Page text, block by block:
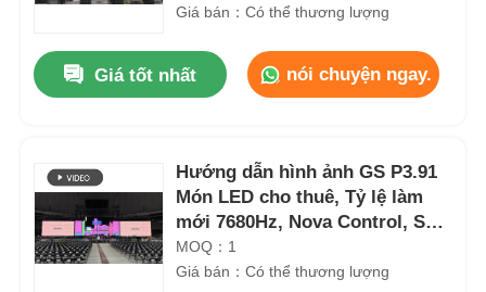
ngoài trời
Giá bán：Có thể thương lượng
Giá tốt nhất nói chuyện ngay.
Hướng dẫn hình ảnh GS P3.91
Món LED cho thuê, Tỷ lệ làm
mới 7680Hz, Nova Control, Sử
dụng buổi hòa nhạc
MOQ：1
Giá bán：Có thể thương lượng